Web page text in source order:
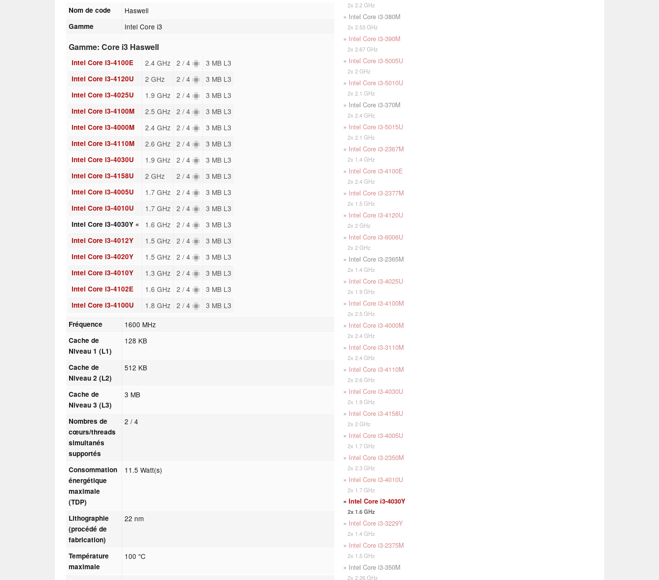
Nom de code Haswell
Gamme Intel Core i3
Gamme: Core i3 Haswell
Intel Core i3-4100E 2.4 GHz 2 / 4 3 MB L3
Intel Core i3-4120U 2 GHz 2 / 4 3 MB L3
Intel Core i3-4025U 1.9 GHz 2 / 4 3 MB L3
Intel Core i3-4100M 2.5 GHz 2 / 4 3 MB L3
Intel Core i3-4000M 2.4 GHz 2 / 4 3 MB L3
Intel Core i3-4110M 2.6 GHz 2 / 4 3 MB L3
Intel Core i3-4030U 1.9 GHz 2 / 4 3 MB L3
Intel Core i3-4158U 2 GHz 2 / 4 3 MB L3
Intel Core i3-4005U 1.7 GHz 2 / 4 3 MB L3
Intel Core i3-4010U 1.7 GHz 2 / 4 3 MB L3
Intel Core i3-4030Y « 1.6 GHz 2 / 4 3 MB L3
Intel Core i3-4012Y 1.5 GHz 2 / 4 3 MB L3
Intel Core i3-4020Y 1.5 GHz 2 / 4 3 MB L3
Intel Core i3-4010Y 1.3 GHz 2 / 4 3 MB L3
Intel Core i3-4102E 1.6 GHz 2 / 4 3 MB L3
Intel Core i3-4100U 1.8 GHz 2 / 4 3 MB L3
Fréquence 1600 MHz
Cache de
Niveau 1 (L1)
128 KB
Cache de
Niveau 2 (L2)
512 KB
Cache de
Niveau 3 (L3)
3 MB
Nombres de
cœurs/threads
simultanés
supportés
2 / 4
Consommation
énergétique
maximale
(TDP)
11.5 Watt(s)
Lithographie
(procédé de
fabrication)
22 nm
Température
maximale
100 °C
2x 2.2 GHz
» Intel Core i3-380M
2x 2.53 GHz
» Intel Core i3-390M
2x 2.67 GHz
» Intel Core i3-5005U
2x 2 GHz
» Intel Core i3-5010U
2x 2.1 GHz
» Intel Core i3-370M
2x 2.4 GHz
» Intel Core i3-5015U
2x 2.1 GHz
» Intel Core i3-2367M
2x 1.4 GHz
» Intel Core i3-4100E
2x 2.4 GHz
» Intel Core i3-2377M
2x 1.5 GHz
» Intel Core i3-4120U
2x 2 GHz
» Intel Core i3-6006U
2x 2 GHz
» Intel Core i3-2365M
2x 1.4 GHz
» Intel Core i3-4025U
2x 1.9 GHz
» Intel Core i3-4100M
2x 2.5 GHz
» Intel Core i3-4000M
2x 2.4 GHz
» Intel Core i3-3110M
2x 2.4 GHz
» Intel Core i3-4110M
2x 2.6 GHz
» Intel Core i3-4030U
2x 1.9 GHz
» Intel Core i3-4158U
2x 2 GHz
» Intel Core i3-4005U
2x 1.7 GHz
» Intel Core i3-2350M
2x 2.3 GHz
» Intel Core i3-4010U
2x 1.7 GHz
» Intel Core i3-4030Y
2x 1.6 GHz
» Intel Core i3-3229Y
2x 1.4 GHz
» Intel Core i3-2375M
2x 1.5 GHz
» Intel Core i3-350M
2x 2.26 GHz